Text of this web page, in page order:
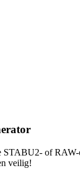
STABU2- of
veilig!